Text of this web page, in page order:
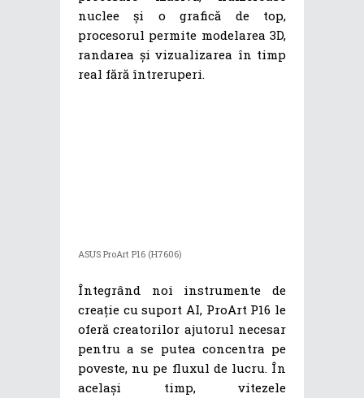
nuclee și o grafică de top,
procesorul permite modelarea 3D,
randarea și vizualizarea în timp
real fără întreruperi.
ASUS ProArt P16 (H7606)
Întegrând noi instrumente de
creație cu suport AI, ProArt P16 le
oferă creatorilor ajutorul necesar
pentru a se putea concentra pe
poveste, nu pe fluxul de lucru. În
același timp, vitezele